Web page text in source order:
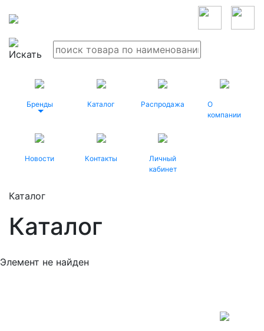
Бренды Каталог Распродажа
О
компании
Новости Контакты
Личный
кабинет
Каталог
Каталог
Элемент не найден